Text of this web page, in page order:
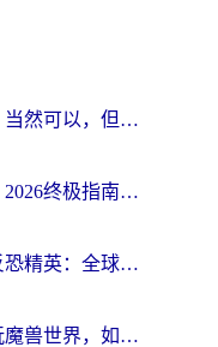
身在国外可以玩王者吗？当然可以，但你需要这份“加速”指南
海外游戏加速器哪个好？2026终极指南帮你畅玩国服+解决卡顿难题
身在海外，如何找回《反恐精英：全球攻势》国服的丝滑手感？一份给你的终极指南
从纽约到暴风城：美国玩魔兽世界，如何找到你的最佳网络航线